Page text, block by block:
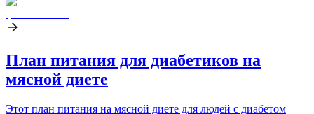
План питания для диабетиков на
мясной диете
Этот план питания на мясной диете для людей с диабетом